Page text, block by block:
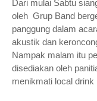
Dari mulai Sabtu
oleh Grup Band
panggung dalam
akustik dan
Nampak malam itu
disediakan oleh
menikmati local drink